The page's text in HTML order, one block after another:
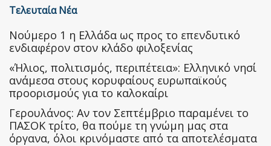
Τελευταία Νέα
Nούμερο 1 η Ελλάδα ως προς το επενδυτικό
ενδιαφέρον στον κλάδο φιλοξενίας
«Ήλιος, πολιτισμός, περιπέτεια»: Ελληνικό νησί
ανάμεσα στους κορυφαίους ευρωπαϊκούς
προορισμούς για το καλοκαίρι
Γερουλάνος: Αν τον Σεπτέμβριο παραμένει το
ΠΑΣΟΚ τρίτο, θα πούμε τη γνώμη μας στα
όργανα, όλοι κρινόμαστε από τα αποτελέσματα